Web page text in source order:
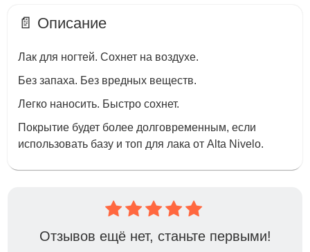
📄 Описание
Лак для ногтей. Сохнет на воздухе.
Без запаха. Без вредных веществ.
Легко наносить. Быстро сохнет.
Покрытие будет более долговременным, если
использовать базу и топ для лака от Alta Nivelo.
Отзывов ещё нет, станьте первыми!